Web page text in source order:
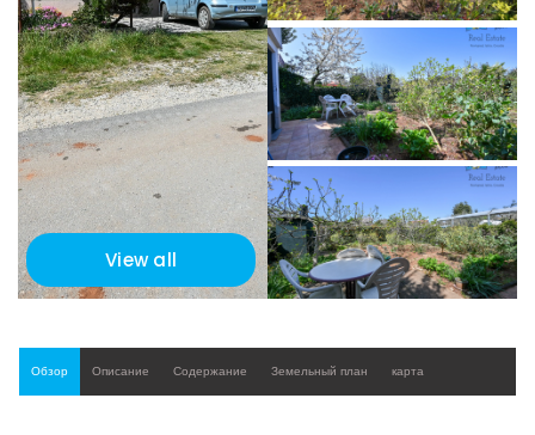
View all
Обзор Описание Содержание Земельный план карта